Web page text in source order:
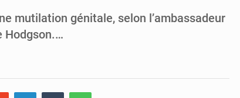
mutilation génitale, selon l’ambassadeur
Hodgson.…